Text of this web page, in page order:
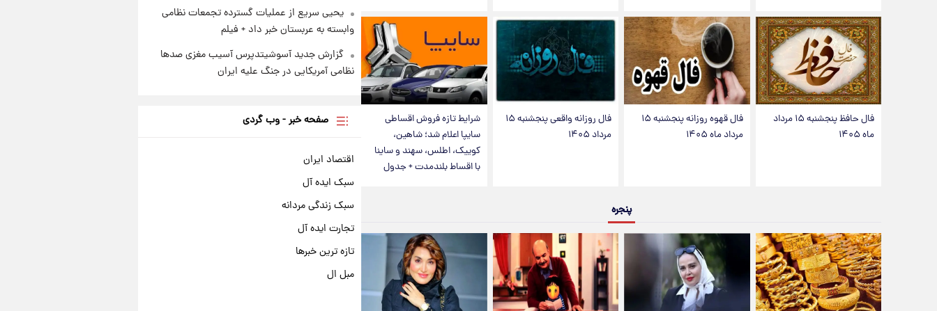
فال حافظ پنجشنبه ۱۵ مرداد
ماه ۱۴۰۵
فال قهوه روزانه پنجشنبه ۱۵
مرداد ماه ۱۴۰۵
فال روزانه واقعی پنجشنبه ۱۵
مرداد ۱۴۰۵
شرایط تازه فروش اقساطی
سایپا اعلام شد؛ شاهین،
کوییک، اطلس، سهند و ساینا
با اقساط بلندمدت + جدول
پنجره
یحیی سریع از عملیات گسترده تجمعات نظامی
وابسته به عربستان خبر داد + فیلم
گزارش جدید آسوشیتدپرس آسیب مغزی صدها
نظامی آمریکایی در جنگ علیه ایران
صفحه خبر - وب گردی
اقتصاد ایران
سبک ایده آل
سبک زندگی مردانه
تجارت ایده آل
تازه ترین خبرها
مبل ال